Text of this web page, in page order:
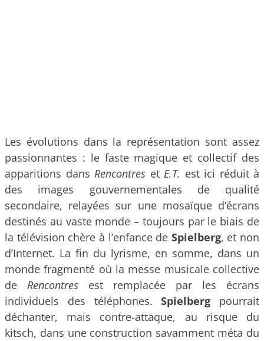
Les évolutions dans la représentation sont assez
passionnantes : le faste magique et collectif des
apparitions dans Rencontres et E.T. est ici réduit à
des images gouvernementales de qualité
secondaire, relayées sur une mosaïque d’écrans
destinés au vaste monde – toujours par le biais de
la télévision chère à l’enfance de Spielberg, et non
d’Internet. La fin du lyrisme, en somme, dans un
monde fragmenté où la messe musicale collective
de Rencontres est remplacée par les écrans
individuels des téléphones.Spielberg pourrait
déchanter, mais contre-attaque, au risque du
kitsch, dans une construction savamment méta du